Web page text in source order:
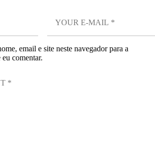
email e site neste navegador para a
comentar.